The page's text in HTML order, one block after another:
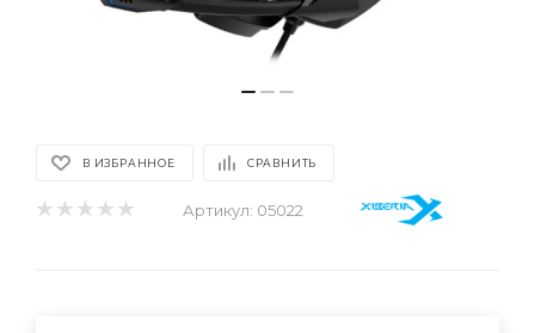
В ИЗБРАННОЕ СРАВНИТЬ
Артикул: 05022